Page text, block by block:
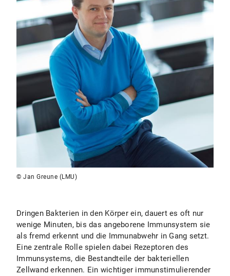
© Jan Greune (LMU)
Dringen Bakterien in den Körper ein, dauert es oft nur
wenige Minuten, bis das angeborene Immunsystem sie
als fremd erkennt und die Immunabwehr in Gang setzt.
Eine zentrale Rolle spielen dabei Rezeptoren des
Immunsystems, die Bestandteile der bakteriellen
Zellwand erkennen. Ein wichtiger immunstimulierender